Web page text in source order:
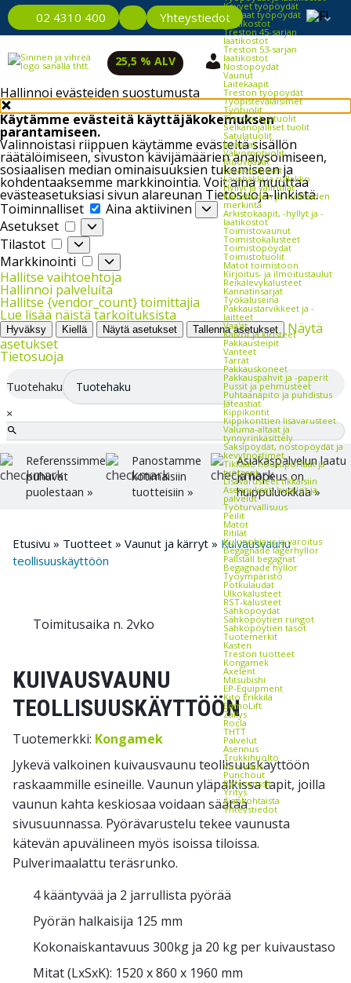
Hallinnoi evästeiden suostumusta
Käytämme evästeitä käyttäjäkokemuksen
parantamiseen.
Valinnoistasi riippuen käytämme evästeitä sisällön
räätälöimiseen, sivuston kävijämäärien analysoimiseen,
sosiaalisen median ominaisuuksien tukemiseen ja
kohdentaaksemme markkinointia. Voit aina muuttaa
evästeasetuksiasi sivun alareunan Tietosuoja-linkistä.
Toiminnalliset
Toiminnalliset
Aina aktiivinen
Asetukset
Asetukset
Tilastot
Tilastot
Markkinointi
Markkinointi
Hallitse vaihtoehtoja
Hallinnoi palveluita
Hallitse {vendor_count} toimittajia
Lue lisää näistä tarkoituksista
Hyväksy Kiellä Näytä asetukset Tallenna asetukset
Näytä
asetukset
Tietosuoja
02 4310 400 Yhteystiedot
Kevyet työpöydät
Raskaat työpöydät
Laatikostot
Treston 45-sarjan
laatikostot
Treston 53-sarjan
laatikostot
Nostopöydät
Vaunut
Laitekaapit
Treston työpöydät
Työpistevalaisimet
Työtuolit
Treston työtuolit
Selkänojalliset tuolit
Satulatuolit
Jakkarat
Valvomotuolit
Muovilavat
Lavakaulukset
Lavahäkki ja rullakko
Hyllyt ja väliritilät
Kalusteiden ja tuotteiden
merkintä
Arkistokaapit, -hyllyt ja -
laatikostot
Toimistovaunut
Toimistokalusteet
Toimistopöydät
Toimistotuolit
Matot toimistoon
Kirjoitus- ja ilmoitustaulut
Reikälevykalusteet
Kannatinsarjat
Työkaluseinä
Pakkaustarvikkeet ja -
laitteet
Vaa'at
Kalvot ja kiristeet
Pakkausteipit
Vanteet
Tarrat
Pakkauskoneet
Pakkauspahvit ja -paperit
Pussit ja pehmusteet
Puhtaanapito ja puhdistus
Jäteastiat
Kippikontit
Kippikonttien lisävarusteet
Valuma-altaat ja
tynnyrinkäsittely
Saksipöydät, nostopöydät ja
kevytnostimet
Tikkaat, nousuportaat ja
työtasot
Lisävarusteet tikkaisiin
Asennukset, huollot ja
palvelut
Työturvallisuus
Peilit
Matot
Ritilät
Kulunohjaus ja varoitus
Begagnade lagerhyllor
Pallställ begagnat
Begagnade hyllor
Työympäristö
Potkulaudat
Ulkokalusteet
RST-kalusteet
Sähköpöydät
Sähköpöytien rungot
Sähköpöytien tasot
Tuotemerkit
Kasten
Treston tuotteet
Kongamek
Axelent
Mitsubishi
EP-Equipment
Kito Erikkilä
EdmoLift
Zallys
Rocla
THTT
Palvelut
Asennus
Trukkihuolto
Vuokraus
Punchout
Referenssit
Yritys
Ajankohtaista
Yhteystiedot
25,5 % ALV
Tuotehaku
×
Referenssimme
puhuvat
puolestaan »
Panostamme
kotimaisiin
tuotteisiin »
Asiakaspalvelun laatu
ja nopeus on
huippuluokkaa »
Etusivu » Tuotteet » Vaunut ja kärryt » Kuivausvaunu
teollisuuskäyttöön
Toimitusaika n. 2vko
KUIVAUSVAUNU
TEOLLISUUSKÄYTTÖÖN
Tuotemerkki: Kongamek
Jykevä valkoinen kuivausvaunu teollisuuskäyttöön
raskaammille esineille. Vaunun yläpalkissa tapit, joilla
vaunun kahta keskiosaa voidaan säätää
sivusuunnassa. Pyörävarustelu tekee vaunusta
kätevän apuvälineen myös isoissa tiloissa.
Pulverimaalattu teräsrunko.
4 kääntyvää ja 2 jarrullista pyörää
Pyörän halkaisija 125 mm
Kokonaiskantavuus 300kg ja 20 kg per kuivaustaso
Mitat (LxSxK): 1520 x 860 x 1960 mm